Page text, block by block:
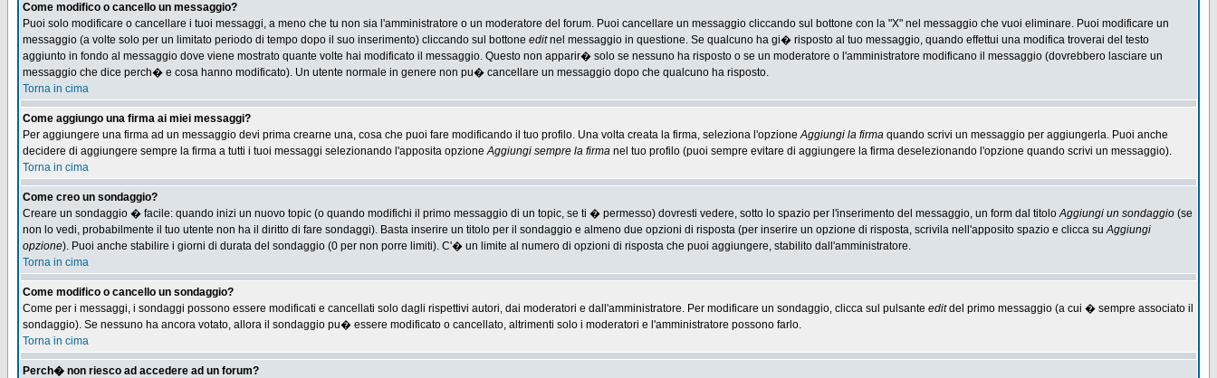
Come modifico o cancello un messaggio?
Puoi solo modificare o cancellare i tuoi messaggi, a meno che tu non sia l'amministratore o un moderatore del forum. Puoi cancellare un messaggio cliccando sul bottone con la "X" nel messaggio che vuoi eliminare. Puoi modificare un
messaggio (a volte solo per un limitato periodo di tempo dopo il suo inserimento) cliccando sul bottone editnel messaggio in questione. Se qualcuno ha gi� risposto al tuo messaggio, quando effettui una modifica troverai del testo
aggiunto in fondo al messaggio dove viene mostrato quante volte hai modificato il messaggio. Questo non apparir� solo se nessuno ha risposto o se un moderatore o l'amministratore modificano il messaggio (dovrebbero lasciare un
messaggio che dice perch� e cosa hanno modificato). Un utente normale in genere non pu� cancellare un messaggio dopo che qualcuno ha risposto.
Torna in cima
Come aggiungo una firma ai miei messaggi?
Per aggiungere una firma ad un messaggio devi prima crearne una, cosa che puoi fare modificando il tuo profilo. Una volta creata la firma, seleziona l'opzioneAggiungi la firma quando scrivi un messaggio per aggiungerla. Puoi anche
decidere di aggiungere sempre la firma a tutti i tuoi messaggi selezionando l'apposita opzioneAggiungi sempre la firma nel tuo profilo (puoi sempre evitare di aggiungere la firma deselezionando l'opzione quando scrivi un messaggio).
Torna in cima
Come creo un sondaggio?
Creare un sondaggio � facile: quando inizi un nuovo topic (o quando modifichi il primo messaggio di un topic, se ti � permesso) dovresti vedere, sotto lo spazio per l'inserimento del messaggio, un form dal titoloAggiungi un sondaggio (se
non lo vedi, probabilmente il tuo utente non ha il diritto di fare sondaggi). Basta inserire un titolo per il sondaggio e almeno due opzioni di risposta (per inserire un opzione di risposta, scrivila nell'apposito spazio e clicca suAggiungi
opzione). Puoi anche stabilire i giorni di durata del sondaggio (0 per non porre limiti). C'� un limite al numero di opzioni di risposta che puoi aggiungere, stabilito dall'amministratore.
Torna in cima
Come modifico o cancello un sondaggio?
Come per i messaggi, i sondaggi possono essere modificati e cancellati solo dagli rispettivi autori, dai moderatori e dall'amministratore. Per modificare un sondaggio, clicca sul pulsante editdel primo messaggio (a cui � sempre associato il
sondaggio). Se nessuno ha ancora votato, allora il sondaggio pu� essere modificato o cancellato, altrimenti solo i moderatori e l'amministratore possono farlo.
Torna in cima
Perch� non riesco ad accedere ad un forum?